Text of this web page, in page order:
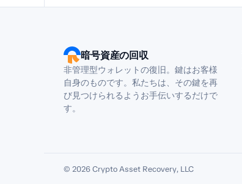
暗号資産の回収
非管理型ウォレットの復旧。鍵はお客様
自身のものです。私たちは、その鍵を再
び見つけられるようお手伝いするだけで
す。
© 2026 Crypto Asset Recovery, LLC